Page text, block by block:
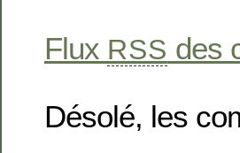
Flux RSS des
Désolé, les